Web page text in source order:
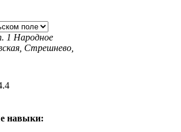
1 Народное
Стрешнево,
навыки: